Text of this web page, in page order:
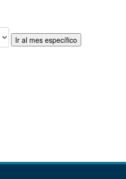
Ir al mes específico